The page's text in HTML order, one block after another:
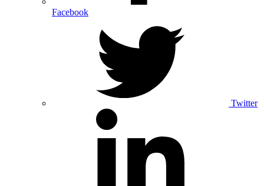
Facebook
Twitter